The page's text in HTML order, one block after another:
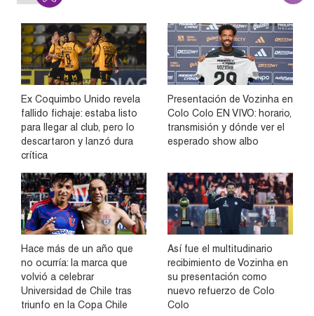
Ex Coquimbo Unido revela
fallido fichaje: estaba listo
para llegar al club, pero lo
descartaron y lanzó dura
crítica
Presentación de Vozinha en
Colo Colo EN VIVO: horario,
transmisión y dónde ver el
esperado show albo
Hace más de un año que
no ocurría: la marca que
volvió a celebrar
Universidad de Chile tras
triunfo en la Copa Chile
Así fue el multitudinario
recibimiento de Vozinha en
su presentación como
nuevo refuerzo de Colo
Colo